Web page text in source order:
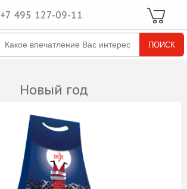
+7 495 127-09-11 Ваша Корзина
Новый год